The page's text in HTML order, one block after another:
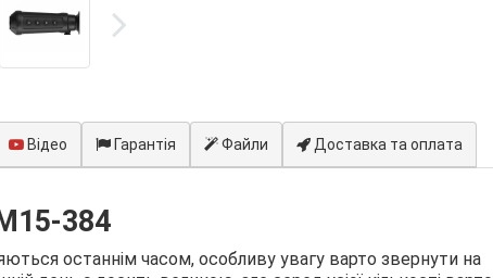
Відео Гарантія Файли Доставка та оплата
384
останнім часом, особливу увагу варто звернути на